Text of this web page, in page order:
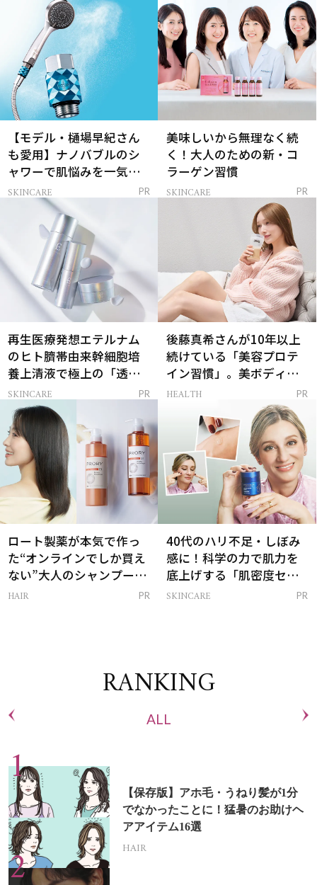
【モデル・樋場早紀さん
も愛用】ナノバブルのシ
ャワーで肌悩みを一気に
解決
SKINCARE PR
美味しいから無理なく続
く！大人のための新・コ
ラーゲン習慣
SKINCARE PR
再生医療発想エテルナム
のヒト臍帯由来幹細胞培
養上清液で極上の「透明
感ハリ肌」へ
SKINCARE PR
後藤真希さんが10年以上
続けている「美容プロテ
イン習慣」。美ボディを
支える朝ルーティンと
HEALTH PR
ロート製薬が本気で作っ
た“オンラインでしか買え
ない”大人のシャンプー＆
トリートメントって？
HAIR PR
40代のハリ不足・しぼみ
感に！科学の力で肌力を
底上げする「肌密度セラ
ム」
SKINCARE PR
RANKING
ALL
【保存版】アホ毛・うねり髪が1分
でなかったことに！猛暑のお助けヘ
アアイテム16選
HAIR